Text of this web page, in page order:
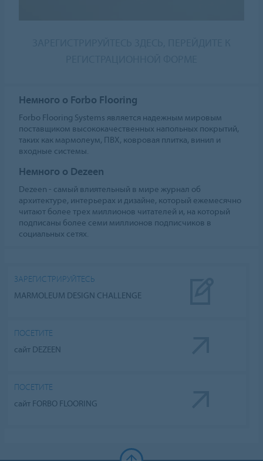
Немного о Forbo Flooring
Forbo Flooring Systems является надежным мировым
поставщиком высококачественных напольных покрытий,
таких как мармолеум, ПВХ, ковровая плитка, винил и
входные системы.
Немного о Dezeen
Dezeen - самый влиятельный в мире журнал об
архитектуре, интерьерах и дизайне, который ежемесячно
читают более трех миллионов читателей и, на который
подписаны более семи миллионов подписчиков в
социальных сетях.
ЗАРЕГИСТРИРУЙТЕСЬ
MARMOLEUM DESIGN CHALLENGE
ПОСЕТИТЕ
сайт DEZEEN
ПОСЕТИТЕ
сайт FORBO FLOORING